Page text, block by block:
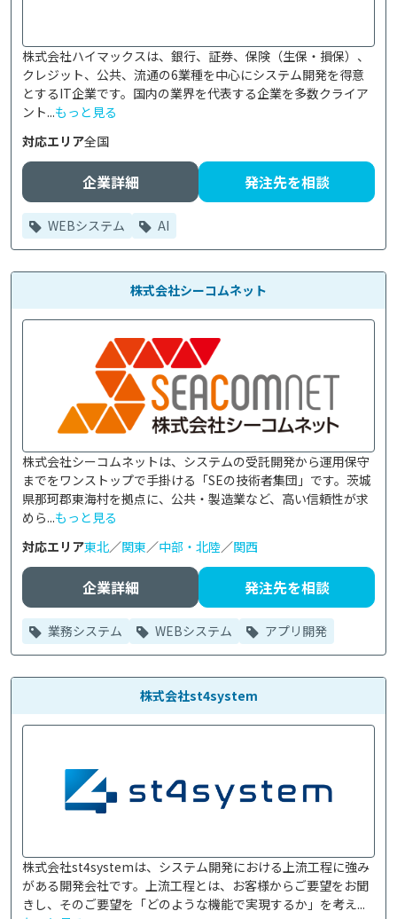
株式会社ハイマックスは、銀行、証券、保険（生保・損保）、
クレジット、公共、流通の6業種を中心にシステム開発を得意
とするIT企業です。国内の業界を代表する企業を多数クライア
ント...もっと見る
対応エリア全国
企業詳細 発注先を相談
WEBシステム AI
株式会社シーコムネット
株式会社シーコムネットは、システムの受託開発から運用保守
までをワンストップで手掛ける「SEの技術者集団」です。茨城
県那珂郡東海村を拠点に、公共・製造業など、高い信頼性が求
めら...もっと見る
対応エリア東北／関東／中部・北陸／関西
企業詳細 発注先を相談
業務システム WEBシステム アプリ開発
株式会社st4system
株式会社st4systemは、システム開発における上流工程に強み
がある開発会社です。上流工程とは、お客様からご要望をお聞
きし、そのご要望を「どのような機能で実現するか」を考え...